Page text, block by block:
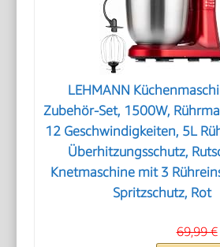
LEHMANN
Zubehör-Set, 1500W,
12 Geschwindigkeiten, 5L
Überhitzungsschutz,
Knetmaschine mit 3
Spritzschutz, Rot
69,99 €